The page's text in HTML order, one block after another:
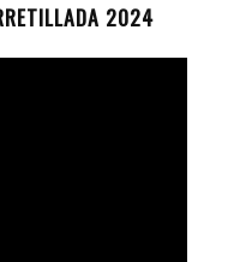
2024